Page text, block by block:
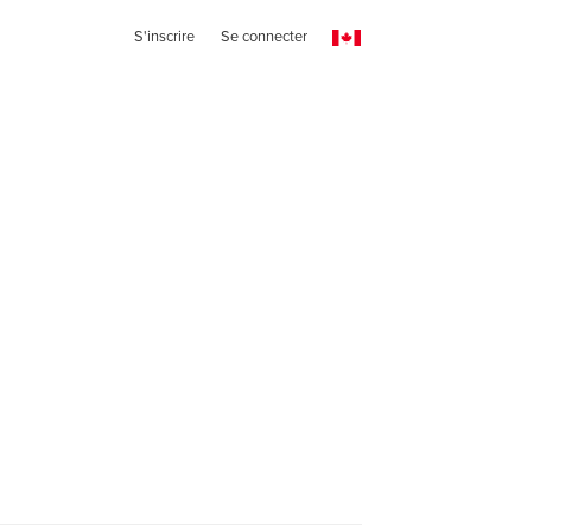
S'inscrire Se connecter